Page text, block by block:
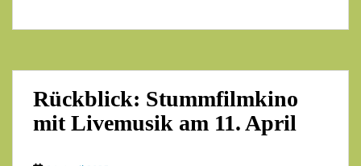
Rückblick: Stummfilmkino
mit Livemusik am 11. April